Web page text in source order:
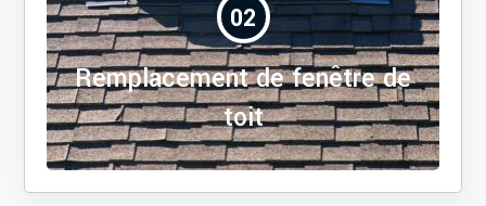
02
Remplacement de fenêtre de
toit